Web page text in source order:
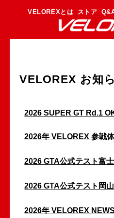
VELOREXとは ストア
VELOREX お知
2026 SUPER GT Rd.1
2026年 VELOREX 参戦
2026 GTA公式テスト富士
2026 GTA公式テスト岡山
2026年 VELOREX NEWS